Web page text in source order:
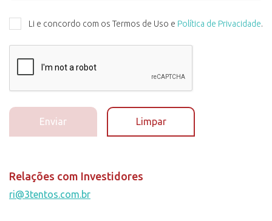
Li e concordo com os Termos de Uso e Política de Privacidade.
Enviar Limpar
Relações com Investidores
ri@3tentos.com.br